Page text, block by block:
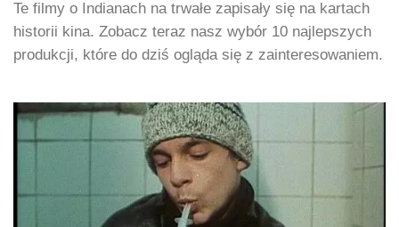
Te filmy o Indianach na trwałe zapisały się na kartach
historii kina. Zobacz teraz nasz wybór 10 najlepszych
produkcji, które do dziś ogląda się z zainteresowaniem.